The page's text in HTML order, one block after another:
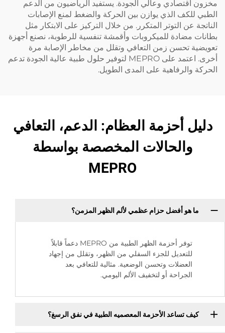
مخزون اقتصادي وعالي الجودة. يستفيد الرياضيون من الدعم
الطبي للكف الذي يوازن بين الحركة والضغط لمنع الإصابات
الناتجة عن التوتر المتكرر. من خلال التركيز على الابتكار مثل
بطانات مضادة للميكروبات وأقمشة تنفسية للرطوبة، نصنع أجهزة
تعويضية تحسن زمن التعافي وتقلل من مخاطر الإصابة مرة
أخرى. اعتمد على MEPRO لتوفير حلول طبية عالية الجودة تدعم
الحركة والرفاهية على المدى الطويل.
دليل أحزمة العظام: الدعم، التعافي
والحالات المخصصة بواسطة
MEPRO
ما هو أفضل حزام عظمي لألم الظهر المزمن؟
توفر أحزمة الظهر الطبية من MEPRO دعماً قابلاً
للتعديل للجزء السفلي من الظهر، وتقلل من إجهاد
العضلات وتحسن الوضعية. مثالية للتعافي بعد
الجراحة أو لتخفيف الألم اليومي.
كيف تساعد الأحزمة المعصميه الطبية في نفق الرسغ؟